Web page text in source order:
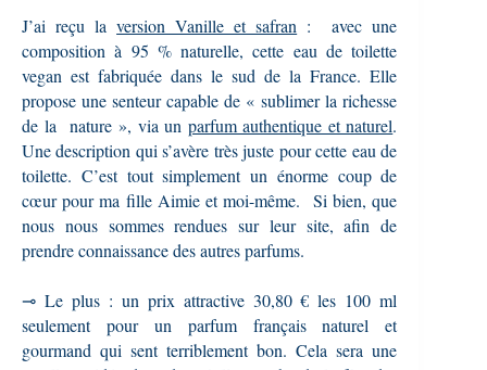
J’ai reçu laversion Vanille et safran : avec une
composition à 95 % naturelle, cette eau de toilette
vegan est fabriquée dans le sud de la France. Elle
propose une senteur capable de « sublimer la richesse
de la nature », via un parfum authentique et naturel.
Une description qui s’avère très juste pour cette eau de
toilette. C’est tout simplement un énorme coup de
cœur pour ma fille Aimie et moi-même. Si bien, que
nous nous sommes rendues sur leur site, afin de
prendre connaissance des autres parfums.
⊸ Le plus : un prix attractive 30,80 € les 100 ml
seulement pour un parfum français naturel et
gourmand qui sent terriblement bon. Cela sera une